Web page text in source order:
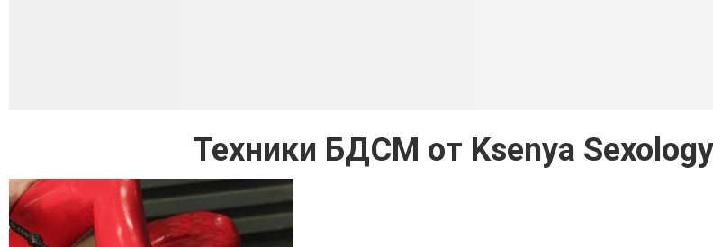
Техники БДСМ от Ksenya Sexology